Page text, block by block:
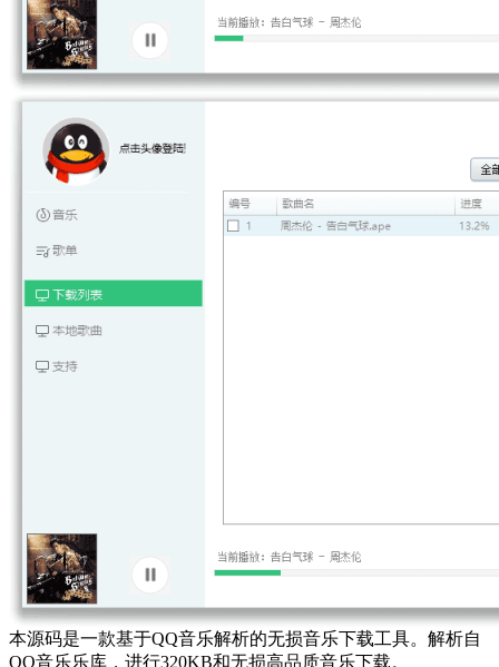
本源码是一款基于QQ音乐解析的无损音乐下载工具。解析自
QQ音乐乐库，进行320KB和无损高品质音乐下载。